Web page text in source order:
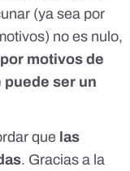
(ya sea por
no es nulo,
motivos de
puede ser un
que las
. Gracias a la